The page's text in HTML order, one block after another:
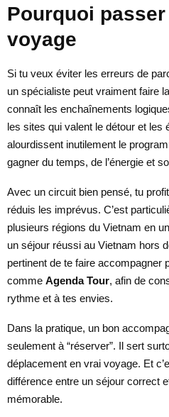
Pourquoi
voyage
Si tu veux éviter les erreurs de
un spécialiste peut vraiment faire
connaît les enchaînements
les sites qui valent le détour et les
alourdissent inutilement le
gagner du temps, de l’énergie et
Avec un circuit bien pensé, tu
réduis les imprévus. C’est
plusieurs régions du Vietnam en
un séjour réussi au Vietnam hors
pertinent de te faire accompagner
comme Agenda Tour, afin de
rythme et à tes envies.
Dans la pratique, un bon
seulement à “réserver”. Il sert
déplacement en vrai voyage. Et
différence entre un séjour correct
mémorable.